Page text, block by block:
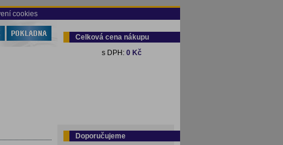
cookies
Celková cena nákupu
s DPH: 0 Kč
Doporučujeme